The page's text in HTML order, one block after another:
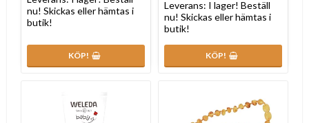
nu! Skickas eller hämtas i
butik!
KÖP!
Leverans: I lager! Beställ
nu! Skickas eller hämtas i
butik!
KÖP!